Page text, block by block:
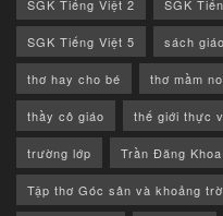
SGK Tiếng Việt 2 SGK
SGK Tiếng Việt 5 sách
thơ hay cho bé thơ mầm
thầy cô giáo thế giới thực
trường lớp Trần Đăng Khoa
Tập thơ Góc sân và khoảng